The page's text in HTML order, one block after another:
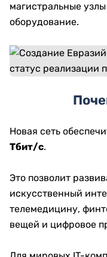
магистральные
оборудование.
Новая сеть
Тбит/с.
Это позволит
искусственный
телемедицину,
вещей и цифровое